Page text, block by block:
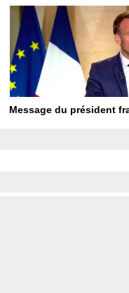
Message du président